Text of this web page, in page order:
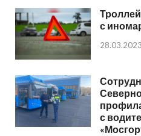
с
28.03.2023
с